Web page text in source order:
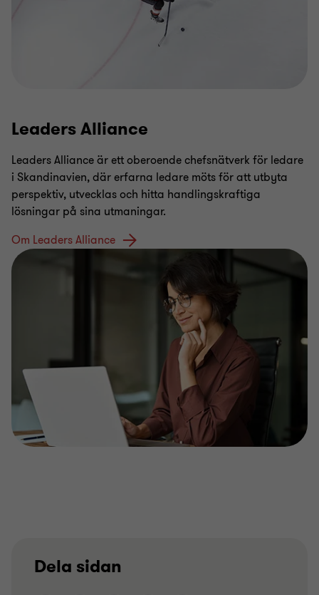
Leaders Alliance
Leaders Alliance är ett oberoende chefsnätverk för ledare
i Skandinavien, där erfarna ledare möts för att utbyta
perspektiv, utvecklas och hitta handlingskraftiga
lösningar på sina utmaningar.
Om Leaders Alliance
Dela sidan